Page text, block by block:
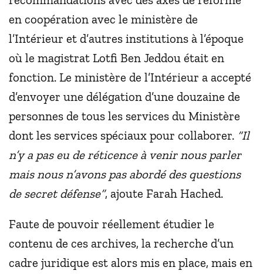
en coopération avec le ministère de
l’Intérieur et d’autres institutions à l’époque
où le magistrat Lotfi Ben Jeddou était en
fonction. Le ministère de l’Intérieur a accepté
d’envoyer une délégation d’une douzaine de
personnes de tous les services du Ministère
dont les services spéciaux pour collaborer. “Il
n’y a pas eu de réticence à venir nous parler
mais nous n’avons pas abordé des questions
de secret défense”, ajoute Farah Hached.
Faute de pouvoir réellement étudier le
contenu de ces archives, la recherche d’un
cadre juridique est alors mis en place, mais en